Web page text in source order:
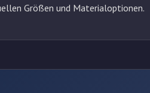
Größen und Materialoptionen.